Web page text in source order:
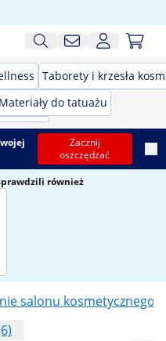
Taborety i krzesła
Materiały do tatuażu
Zacznij
oszczędzać
również
salonu kosmetycznego